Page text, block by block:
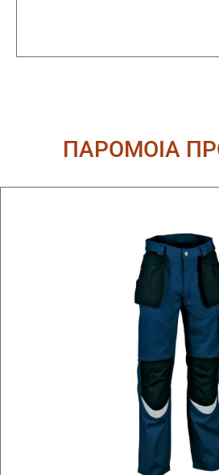
ΠΑΡΟΜΟΙΑ